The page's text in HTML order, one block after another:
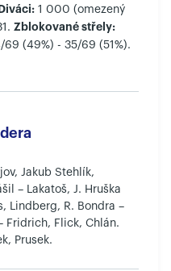
Diváci: 1 000 (omezený
Zblokované střely:
69 (49%) - 35/69 (51%).
Jakub Stehlík,
– Lakatoš, J. Hruška
Lindberg, R. Bondra –
Fridrich, Flick, Chlán.
Prusek.